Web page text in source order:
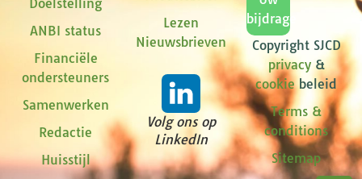
Doelstelling
ANBI status
Financiële
ondersteuners
Samenwerken
Redactie
Huisstijl
Lezen
Nieuwsbrieven
Volg ons op
LinkedIn
bijdrage
Copyright SJCD
privacy&
cookiebeleid
Terms &
conditions
Sitemap